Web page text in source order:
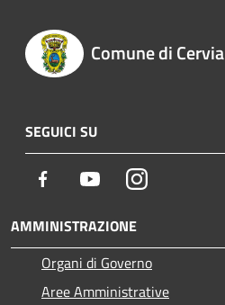
Comune di Cervia
SEGUICI SU
Facebook YoutubeInstagram
AMMINISTRAZIONE
Organi di Governo
Aree Amministrative